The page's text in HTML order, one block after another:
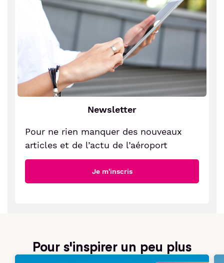
Newsletter
Pour ne rien manquer des nouveaux
articles et de l’actu de l’aéroport
Je m'inscris
Pour s'inspirer un peu plus